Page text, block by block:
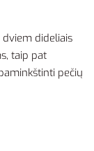
dviem dideliais
taip pat
pečių